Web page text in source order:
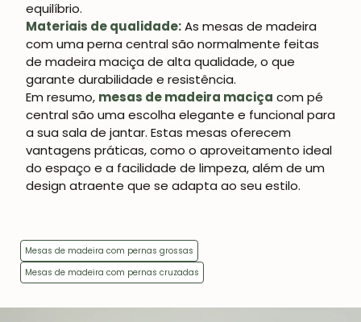
equilíbrio.
Materiais de qualidade:As mesas de madeira
com uma perna central são normalmente feitas
de madeira maciça de alta qualidade, o que
garante durabilidade e resistência.
Em resumo, mesas de madeira maciça com pé
central são uma escolha elegante e funcional para
a sua sala de jantar. Estas mesas oferecem
vantagens práticas, como o aproveitamento ideal
do espaço e a facilidade de limpeza, além de um
design atraente que se adapta ao seu estilo.
Mesas de madeira com pernas grossas
Mesas de madeira com pernas cruzadas